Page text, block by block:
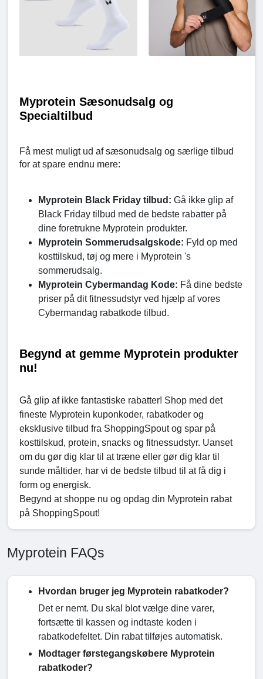
Myprotein Sæsonudsalg og
Specialtilbud
Få mest muligt ud af sæsonudsalg og særlige tilbud
for at spare endnu mere:
Myprotein Black Friday tilbud: Gå ikke glip af
Black Friday tilbud med de bedste rabatter på
dine foretrukne Myprotein produkter.
Myprotein Sommerudsalgskode: Fyld op med
kosttilskud, tøj og mere i Myprotein 's
sommerudsalg.
Myprotein Cybermandag Kode: Få dine bedste
priser på dit fitnessudstyr ved hjælp af vores
Cybermandag rabatkode tilbud.
Begynd at gemme Myprotein produkter
nu!
Gå glip af ikke fantastiske rabatter! Shop med det
fineste Myprotein kuponkoder, rabatkoder og
eksklusive tilbud fra ShoppingSpout og spar på
kosttilskud, protein, snacks og fitnessudstyr. Uanset
om du gør dig klar til at træne eller gør dig klar til
sunde måltider, har vi de bedste tilbud til at få dig i
form og energisk.
Begynd at shoppe nu og opdag din Myprotein rabat
på ShoppingSpout!
Myprotein FAQs
Hvordan bruger jeg Myprotein rabatkoder?
Det er nemt. Du skal blot vælge dine varer,
fortsætte til kassen og indtaste koden i
rabatkodefeltet. Din rabat tilføjes automatisk.
Modtager førstegangskøbere Myprotein
rabatkoder?